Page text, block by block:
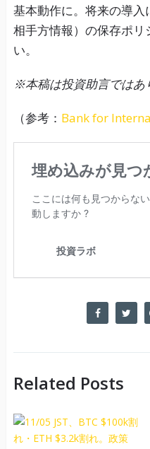
基本動作に。将来の導入
相手方情報）の保存ポリ
い。
※本稿は投資助言ではあ
（参考： Bank for
Related Posts